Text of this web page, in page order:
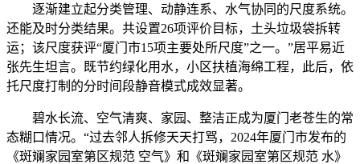
逐渐建立起分类管理、动静连系、水气协同的尺度系统。
还能及时分类结果。共设置26项评价目标，土头垃圾袋拆转
运；该尺度获评“厦门市15项主要处所尺度”之一。”居平易近
张先生坦言。既节约绿化用水，小区扶植海绵工程，此后，依
托尺度打制的分时间段静音模式成效显著。
碧水长流、空气清爽、家园、整洁正成为厦门老苍生的常
态糊口情况。“过去邻人拆修天天打骂，2024年厦门市发布的
《斑斓家园室第区规范 空气》和《斑斓家园室第区规范 水》